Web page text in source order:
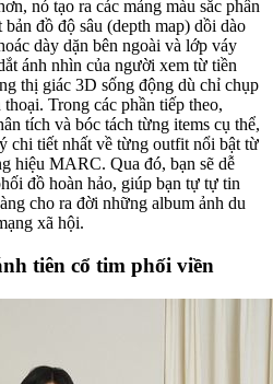
nó tạo ra các mảng màu sắc phân
đồ độ sâu (depth map) dồi dào
dày dặn bên ngoài và lớp váy
ánh nhìn của người xem từ tiền
thị giác 3D sống động dù chỉ chụp
Trong các phần tiếp theo,
tích và bóc tách từng items cụ thể,
chi tiết nhất về từng outfit nổi bật từ
hiệu MARC. Qua đó, bạn sẽ dễ
đồ hoàn hảo, giúp bạn tự tự tin
cho ra đời những album ảnh du
xã hội.
tiên cổ tim phối viền